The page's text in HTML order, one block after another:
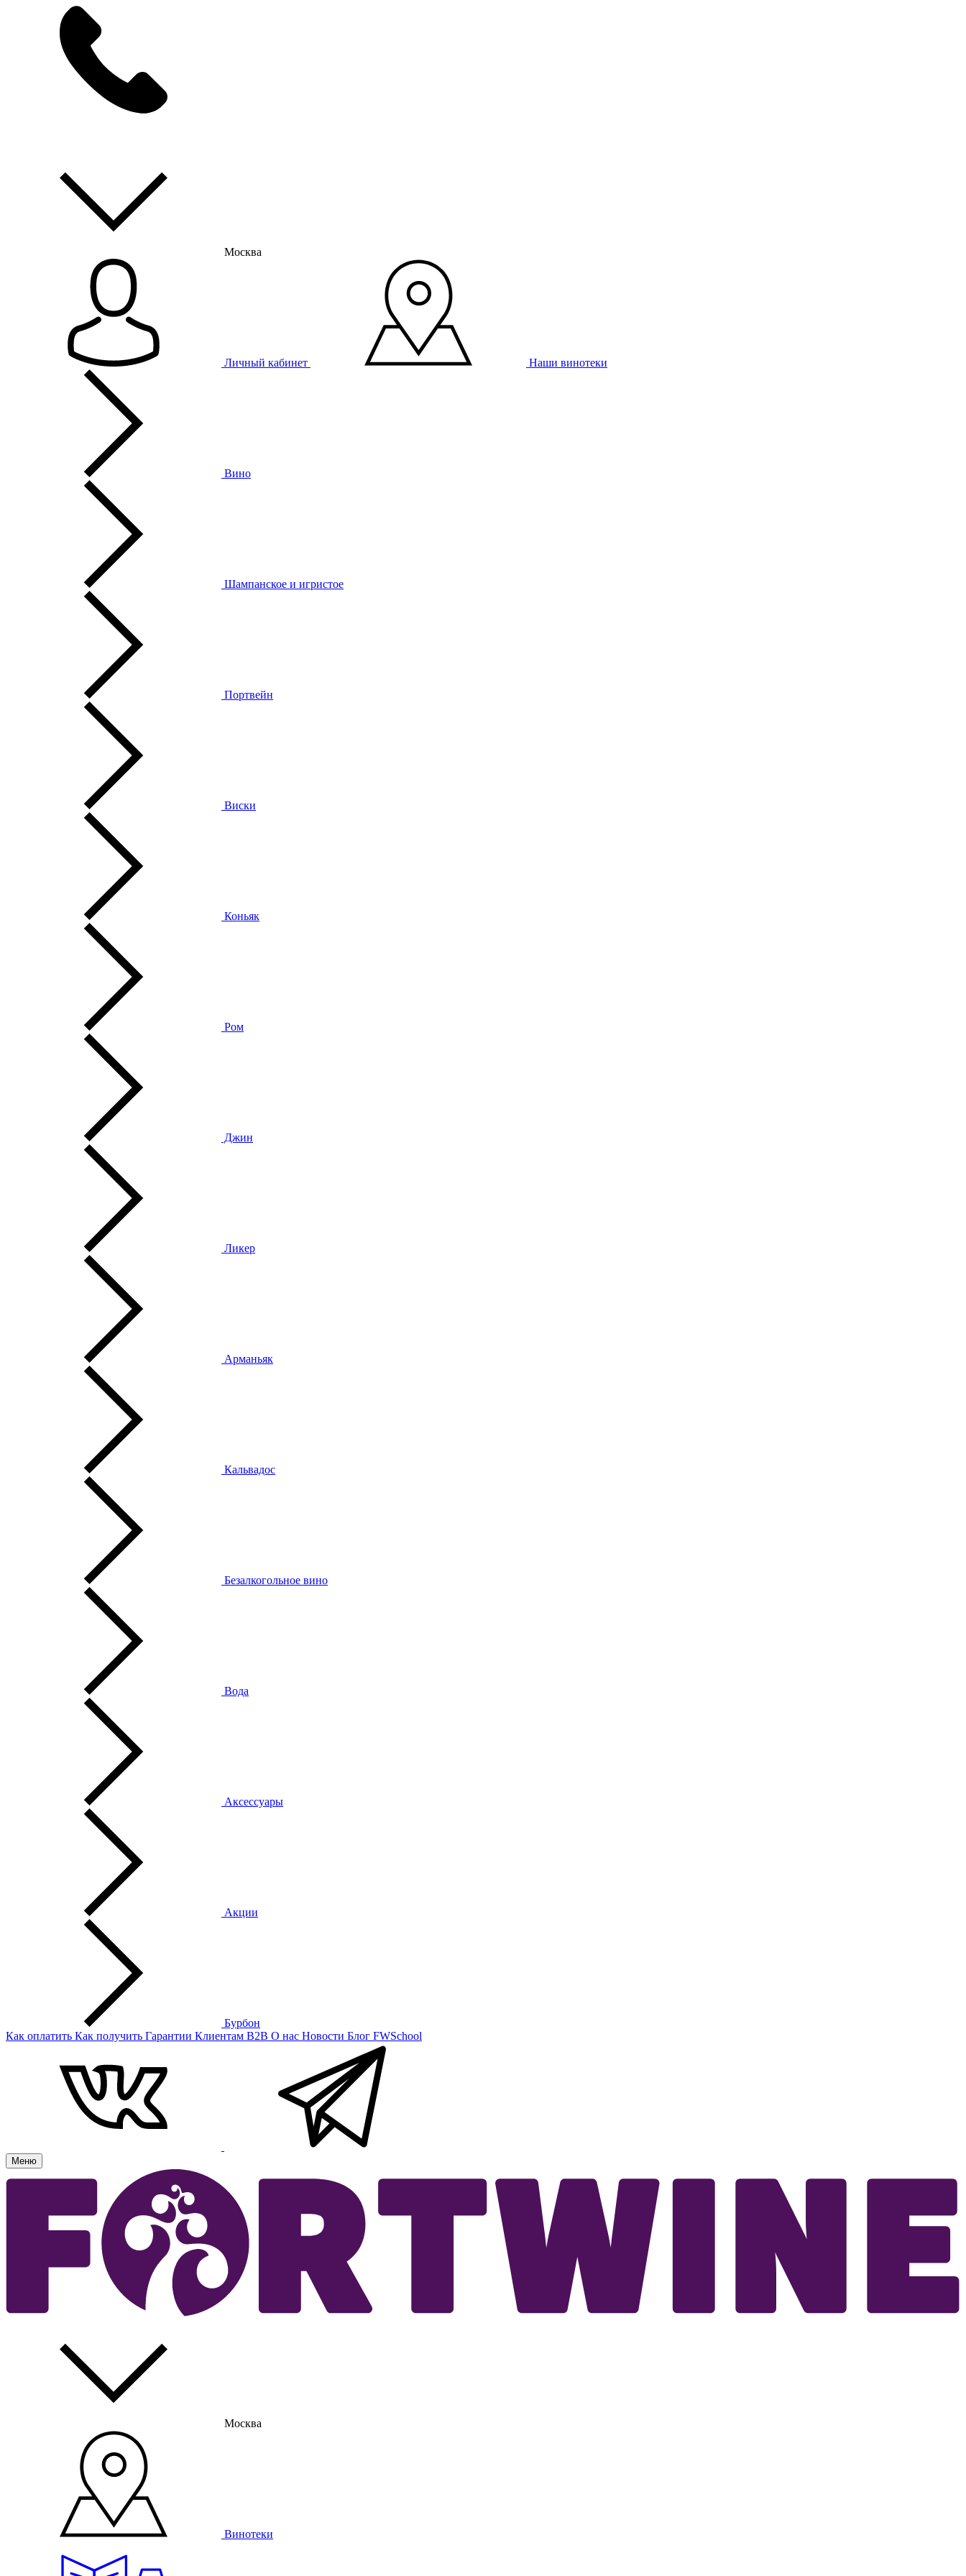
Москва
Личный кабинет Наши винотеки
Вино
Шампанское и игристое
Портвейн
Виски
Коньяк
Ром
Джин
Ликер
Арманьяк
Кальвадос
Безалкогольное вино
Вода
Аксессуары
Акции
Бурбон
Как оплатить Как получить Гарантии Клиентам B2B О нас Новости Блог FWSchool
Меню
Москва
Винотеки